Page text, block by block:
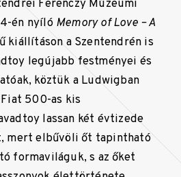
Ferenczy Múzeumi
én nyíló Memory of Love – A
kiállításon a Szentendrén is
legújabb festményei és
köztük a Ludwigban
500-as kis
lassan két évtizede
mert elbűvöli őt tapintható
formaviláguk, s az őket